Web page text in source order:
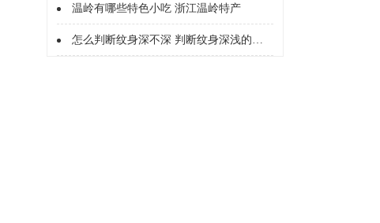
温岭有哪些特色小吃 浙江温岭特产
怎么判断纹身深不深 判断纹身深浅的方法